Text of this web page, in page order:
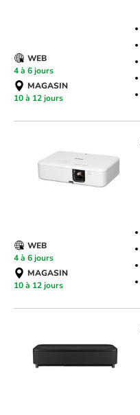
WEB
4 à 6 jours
MAGASIN
10 à 12 jours
WEB
4 à 6 jours
MAGASIN
10 à 12 jours